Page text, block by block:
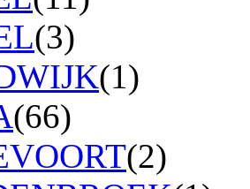
(3)
(1)
(66)
(2)